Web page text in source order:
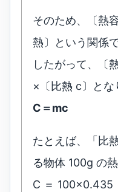
そのため、〔熱
熱〕という関係
したがって、〔
×〔比熱 c〕とな
C＝mc
たとえば、「比
る物体 100g の
C ＝ 100×0.435